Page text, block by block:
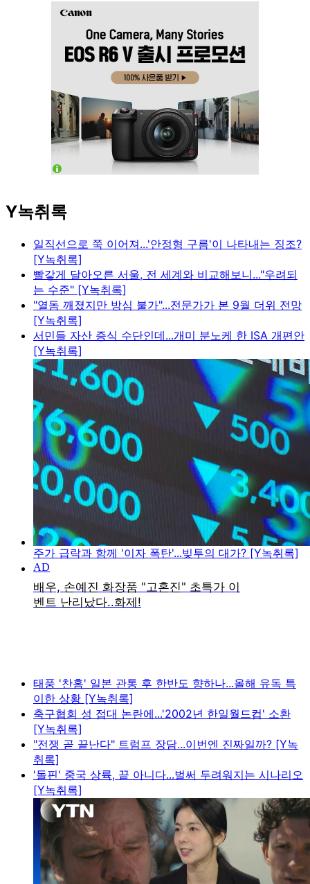
Y녹취록
일직선으로 쭉 이어져...'안정형 구름'이 나타내는 징조?
[Y녹취록]
빨갛게 달아오른 서울, 전 세계와 비교해보니..."우려되
는 수준" [Y녹취록]
"열돔 깨졌지만 방심 불가"...전문가가 본 9월 더위 전망
[Y녹취록]
서민들 자산 증식 수단인데...개미 분노케 한 ISA 개편안
[Y녹취록]
주가 급락과 함께 '이자 폭탄'...빚투의 대가? [Y녹취록]
태풍 '찬홈' 일본 관통 후 한반도 향하나...올해 유독 특
이한 상황 [Y녹취록]
축구협회 성 접대 논란에...'2002년 한일월드컵' 소환
[Y녹취록]
"전쟁 곧 끝난다" 트럼프 장담...이번엔 진짜일까? [Y녹
취록]
'돌핀' 중국 상륙, 끝 아니다...벌써 두려워지는 시나리오
[Y녹취록]